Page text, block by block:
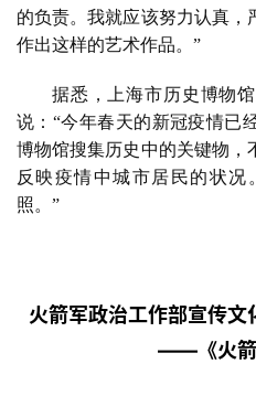
的负责。我就应该努力认真，
作出这样的艺术作品。”
据悉，上海市历史博物
说：“今年春天的新冠疫情已
博物馆搜集历史中的关键物，
反映疫情中城市居民的状
照。”
火箭军政治工作部宣传
——《火箭